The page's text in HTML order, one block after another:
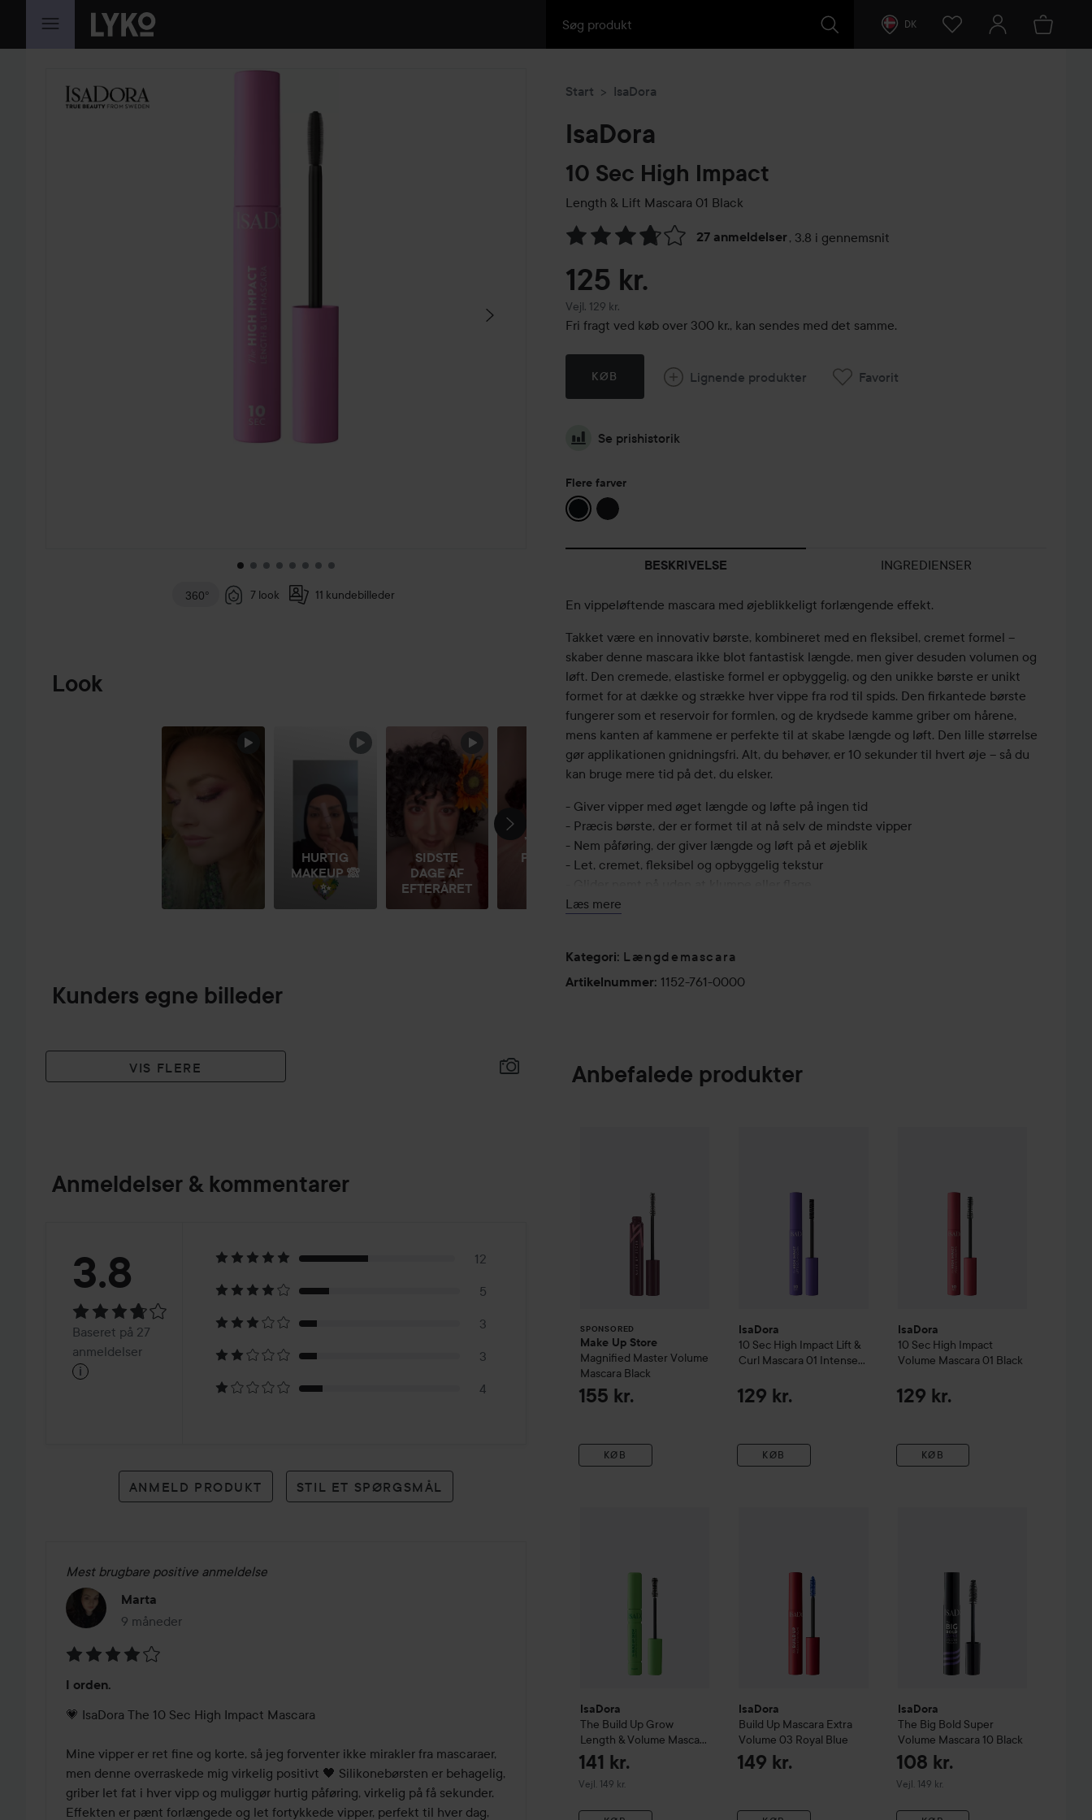
GÅ TIL INDHOLD DK
SPRING OVER SEKTIONEN
360° 7 look 11 kundebilleder
Look
HURTIG
MAKEUP 🙈
✨
SIDSTE
DAGE AF
EFTERÅRET
”JEG ER
PIERROT,
FARV MIG
SMUK
VINGEREDE
VINDENDE
🏆
Kunders egne billeder
VIS FLERE
Anmeldelser & kommentarer
Bedømmelse:
3.8Baseret
på
anmeldelser
3.8
Baseret på 27
anmeldelser
i
12
5
3
3
4
ANMELD PRODUKT STIL ET SPØRGSMÅL
Mest brugbare positive anmeldelse
Marta
9 måneder
Posten blev oprettet 9 måneder
4
ud
5
I orden.
💗 IsaDora The 10 Sec High Impact Mascara
Mine vipper er ret fine og korte, så jeg forventer ikke mirakler fra mascaraer,
men denne overraskede mig virkelig positivt 🖤 Silikonebørsten er behagelig,
griber let fat i hver vipp og muliggør hurtig påføring, virkelig på få sekunder.
Effekten er pænt forlængede og let fortykkede vipper, perfekt til hver dag,
Start IsaDora
IsaDora
10 Sec High Impact
Length & Lift Mascara 01 Black
27 anmeldelser, 3.8 i gennemsnit
Gå til Anmeldelser & kommentarer
125 kr.
Vejl. 129 kr.
Vejledende pris 129 kr.
Fri fragt ved køb over 300 kr., kan sendes med det samme.
KØB Lignende produkter Favorit
Se prishistorik
Flere farver
BESKRIVELSE INGREDIENSER
En vippeløftende mascara med øjeblikkeligt forlængende effekt.
Takket være en innovativ børste, kombineret med en fleksibel, cremet formel –
skaber denne mascara ikke blot fantastisk længde, men giver desuden volumen og
løft. Den cremede, elastiske formel er opbyggelig, og den unikke børste er unikt
formet for at dække og strække hver vippe fra rod til spids. Den firkantede børste
fungerer som et reservoir for formlen, og de krydsede kamme griber om hårene,
mens kanten af kammene er perfekte til at skabe længde og løft. Den lille størrelse
gør applikationen gnidningsfri. Alt, du behøver, er 10 sekunder til hvert øje – så du
kan bruge mere tid på det, du elsker.
- Giver vipper med øget længde og løfte på ingen tid
- Præcis børste, der er formet til at nå selv de mindste vipper
- Nem påføring, der giver længde og løft på et øjeblik
- Let, cremet, fleksibel og opbyggelig tekstur
Hold børsten mod dine vipper, og stryg fra rod til spids. Gentag for at opnå din
ønskede effekt, og lad børsten strække hver vippe og skabe ultimativt løft og
Læs mere
Kategori: Længdemascara
Artikelnummer: 1152-761-0000
Anbefalede produkter
SPONSORED
Make Up Store
Magnified Master Volume
Mascara Black
155 kr.
KØB
IsaDora
10 Sec High Impact Lift &
Curl Mascara 01 Intense
129 kr.
KØB
IsaDora
10 Sec High Impact
Volume Mascara 01 Black
129 kr.
KØB
IsaDora
The Build Up Grow
Length & Volume Mascara
01 Black
141 kr.
Vejl. 149 kr.
Vejledende pris 149 kr.
IsaDora
Build Up Mascara Extra
Volume 03 Royal Blue
149 kr.
IsaDora
The Big Bold Super
Volume Mascara 10 Black
108 kr.
Vejl. 149 kr.
Vejledende pris 149 kr.